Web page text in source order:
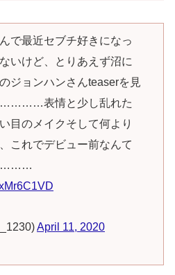
で最近セブチ好きになっ
いけど、とりあえず沼に
ジョンハンさんteaserを見
表情と少し乱れた
目のメイクそして何より
これでデビュー前なんて
April 11, 2020